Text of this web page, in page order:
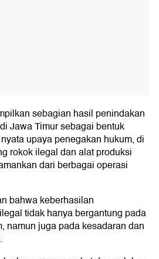
sebagian hasil penindakan
Jawa Timur sebagai bentuk
upaya penegakan hukum, di
rokok ilegal dan alat produksi
dari berbagai operasi
bahwa keberhasilan
tidak hanya bergantung pada
namun juga pada kesadaran dan